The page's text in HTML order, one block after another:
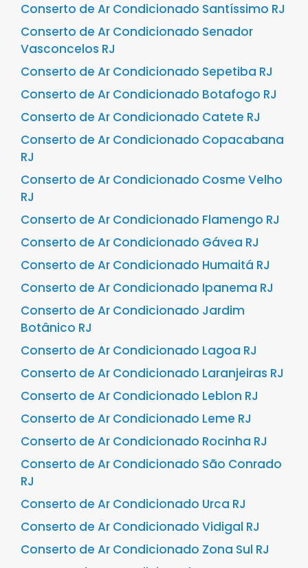
Conserto de Ar Condicionado Santíssimo RJ
Conserto de Ar Condicionado Senador
Vasconcelos RJ
Conserto de Ar Condicionado Sepetiba RJ
Conserto de Ar Condicionado Botafogo RJ
Conserto de Ar Condicionado Catete RJ
Conserto de Ar Condicionado Copacabana
RJ
Conserto de Ar Condicionado Cosme Velho
RJ
Conserto de Ar Condicionado Flamengo RJ
Conserto de Ar Condicionado Gávea RJ
Conserto de Ar Condicionado Humaitá RJ
Conserto de Ar Condicionado Ipanema RJ
Conserto de Ar Condicionado Jardim
Botânico RJ
Conserto de Ar Condicionado Lagoa RJ
Conserto de Ar Condicionado Laranjeiras RJ
Conserto de Ar Condicionado Leblon RJ
Conserto de Ar Condicionado Leme RJ
Conserto de Ar Condicionado Rocinha RJ
Conserto de Ar Condicionado São Conrado
RJ
Conserto de Ar Condicionado Urca RJ
Conserto de Ar Condicionado Vidigal RJ
Conserto de Ar Condicionado Zona Sul RJ